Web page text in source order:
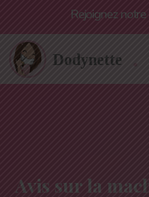
Rejoignez
Avis sur la